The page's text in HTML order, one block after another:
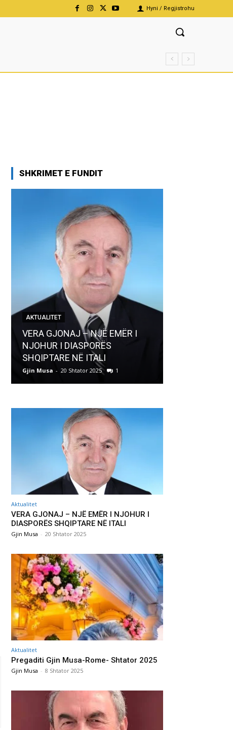
Hyni / Regjistrohu
SHKRIMET E FUNDIT
AKTUALITET
VERA GJONAJ – NJË EMËR I
NJOHUR I DIASPORËS
SHQIPTARE NË ITALI
Gjin Musa - 20 Shtator 2025 1
Aktualitet
VERA GJONAJ – NJË EMËR I NJOHUR I
DIASPORËS SHQIPTARE NË ITALI
Gjin Musa - 20 Shtator 2025
Aktualitet
Pregaditi Gjin Musa-Rome- Shtator 2025
Gjin Musa - 8 Shtator 2025